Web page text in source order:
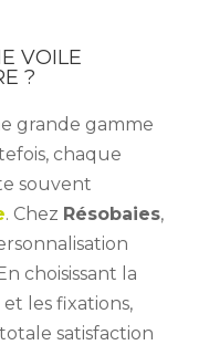
VOILE
?
grande gamme
chaque
souvent
. Chez Résobaies,
choisissant la
les fixations,
satisfaction